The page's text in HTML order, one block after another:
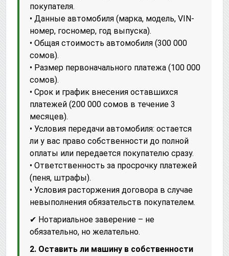
покупателя.
• Данные автомобиля (марка, модель, VIN-
номер, госномер, год выпуска).
• Общая стоимость автомобиля (300 000
сомов).
• Размер первоначального платежа (100 000
сомов).
• Срок и график внесения оставшихся
платежей (200 000 сомов в течение 3
месяцев).
• Условия передачи автомобиля: остается
ли у вас право собственности до полной
оплаты или передается покупателю сразу.
• Ответственность за просрочку платежей
(пеня, штрафы).
• Условия расторжения договора в случае
невыполнения обязательств покупателем.
✔ Нотариальное заверение – не
обязательно, но желательно.
2. Оставить ли машину в собственности